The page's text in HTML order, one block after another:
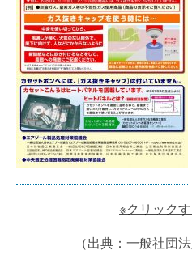
※クリック
（出典：一般社団